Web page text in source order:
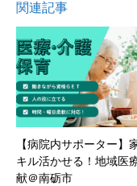
関連記事
【病院内サポーター】
キル活かせる！地域医
献＠南砺市